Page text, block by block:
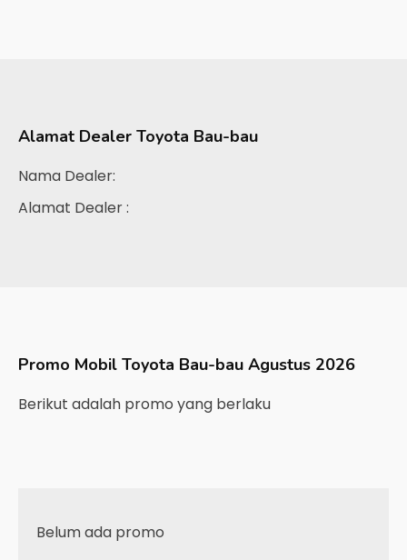
Alamat Dealer Toyota Bau-bau
Nama Dealer:
Alamat Dealer :
Promo Mobil Toyota Bau-bau Agustus 2026
Berikut adalah promo yang berlaku
Belum ada promo